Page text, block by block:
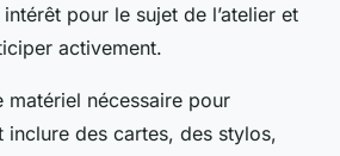
pour le sujet de l’atelier et
activement.
matériel nécessaire pour
inclure des cartes, des stylos,